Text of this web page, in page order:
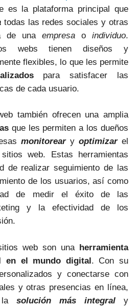
es la plataforma principal que
todas las redes sociales y otras
de unaempresa oindividuo.
webs tienen diseños y
flexibles, lo que les permite
para satisfacer las
de cada usuario.
también ofrecen una amplia
que les permiten a los dueños
monitorearyoptimizar el
web. Estas herramientas
de realizar seguimiento de las
de los usuarios, así como
de medir el éxito de las
y la efectividad de los
web son una herramienta
en el mundo digital. Con su
y conectarse con
y otras presencias en línea,
la solución más integraly